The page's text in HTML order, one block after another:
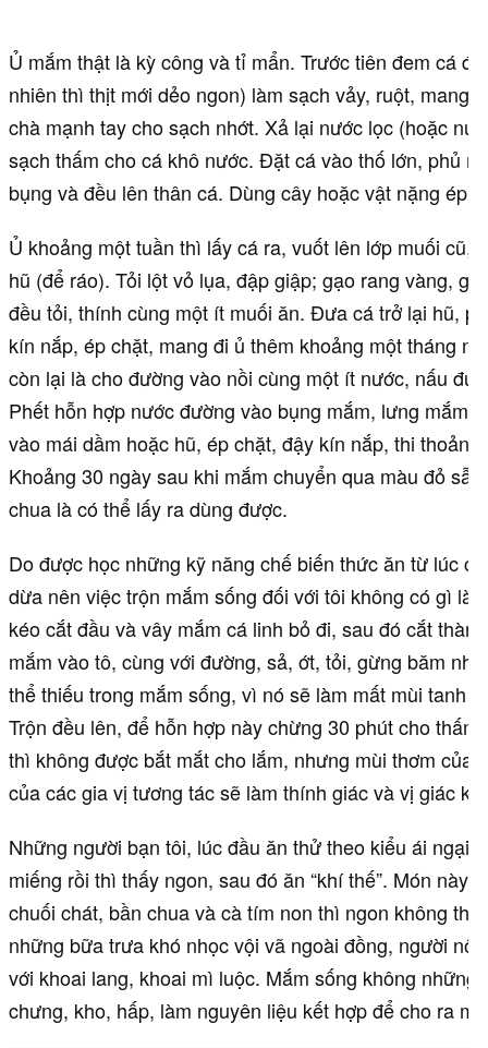
Ủ mắm thật là kỳ công và tỉ mẩn. Trước tiên đem cá
nhiên thì thịt mới dẻo ngon) làm sạch vảy, ruột, mang
chà mạnh tay cho sạch nhớt. Xả lại nước lọc (hoặc
sạch thấm cho cá khô nước. Đặt cá vào thố lớn, phủ
bụng và đều lên thân cá. Dùng cây hoặc vật nặng ép
Ủ khoảng một tuần thì lấy cá ra, vuốt lên lớp muối cũ,
hũ (để ráo). Tỏi lột vỏ lụa, đập giập; gạo rang vàng,
đều tỏi, thính cùng một ít muối ăn. Đưa cá trở lại hũ,
kín nắp, ép chặt, mang đi ủ thêm khoảng một tháng
còn lại là cho đường vào nồi cùng một ít nước, nấu
Phết hỗn hợp nước đường vào bụng mắm, lưng mắm
vào mái dầm hoặc hũ, ép chặt, đậy kín nắp, thi
Khoảng 30 ngày sau khi mắm chuyển qua màu đỏ
chua là có thể lấy ra dùng được.
Do được học những kỹ năng chế biến thức ăn từ lúc
dừa nên việc trộn mắm sống đối với tôi không có gì là
kéo cắt đầu và vây mắm cá linh bỏ đi, sau đó cắt
mắm vào tô, cùng với đường, sả, ớt, tỏi, gừng băm
thể thiếu trong mắm sống, vì nó sẽ làm mất mùi tanh
Trộn đều lên, để hỗn hợp này chừng 30 phút cho
thì không được bắt mắt cho lắm, nhưng mùi thơm của
của các gia vị tương tác sẽ làm thính giác và vị giác
Những người bạn tôi, lúc đầu ăn thử theo kiểu ái ngại,
miếng rồi thì thấy ngon, sau đó ăn “khí thế”. Món này
chuối chát, bần chua và cà tím non thì ngon không
những bữa trưa khó nhọc vội vã ngoài đồng, người
với khoai lang, khoai mì luộc. Mắm sống không những
chưng, kho, hấp, làm nguyên liệu kết hợp để cho ra